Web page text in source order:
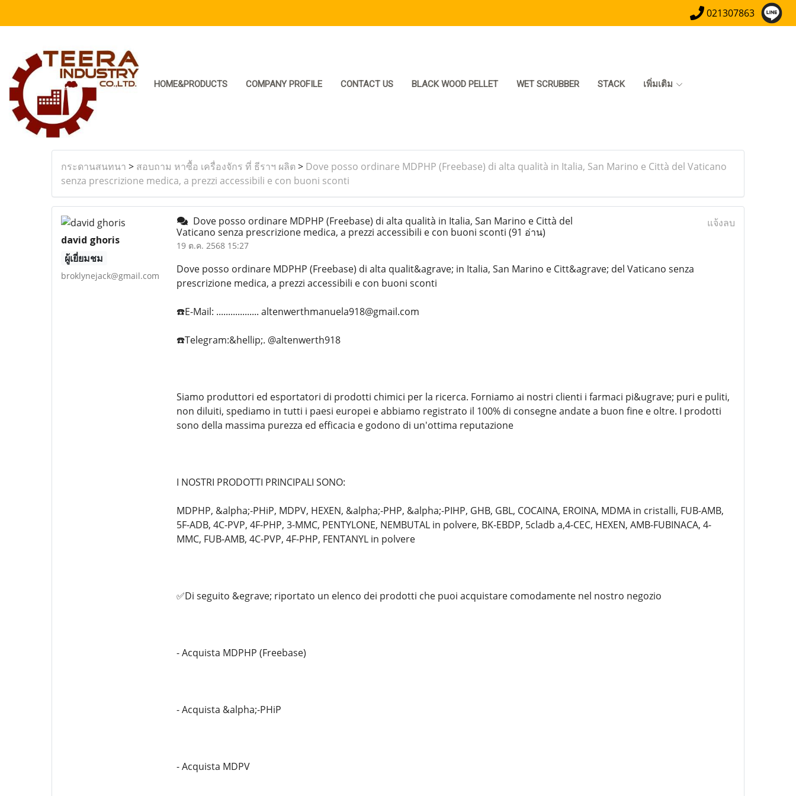
021307863
HOME&PRODUCTS COMPANY PROFILE CONTACT US BLACK WOOD PELLET WET SCRUBBER STACK เพิ่มเติม
กระดานสนทนา > สอบถาม หาซื้อ เครื่องจักร ที่ ธีราฯ ผลิต > Dove posso ordinare MDPHP (Freebase) di alta qualità in Italia, San Marino e Città del Vaticano
senza prescrizione medica, a prezzi accessibili e con buoni sconti
david ghoris
ผู้เยี่ยมชม
broklynejack@gmail.com
Dove posso ordinare MDPHP (Freebase) di alta qualità in Italia, San Marino e Città del
Vaticano senza prescrizione medica, a prezzi accessibili e con buoni sconti (91 อ่าน)
19 ต.ค. 2568 15:27
แจ้งลบ
Dove posso ordinare MDPHP (Freebase) di alta qualit&agrave; in Italia, San Marino e Citt&agrave; del Vaticano senza
prescrizione medica, a prezzi accessibili e con buoni sconti
☎️E-Mail: .................. altenwerthmanuela918@gmail.com
☎️Telegram:&hellip;. @altenwerth918
Siamo produttori ed esportatori di prodotti chimici per la ricerca. Forniamo ai nostri clienti i farmaci pi&ugrave; puri e puliti,
non diluiti, spediamo in tutti i paesi europei e abbiamo registrato il 100% di consegne andate a buon fine e oltre. I prodotti
sono della massima purezza ed efficacia e godono di un'ottima reputazione
I NOSTRI PRODOTTI PRINCIPALI SONO:
MDPHP, &alpha;-PHiP, MDPV, HEXEN, &alpha;-PHP, &alpha;-PIHP, GHB, GBL, COCAINA, EROINA, MDMA in cristalli, FUB-AMB,
5F-ADB, 4C-PVP, 4F-PHP, 3-MMC, PENTYLONE, NEMBUTAL in polvere, BK-EBDP, 5cladb a,4-CEC, HEXEN, AMB-FUBINACA, 4-
MMC, FUB-AMB, 4C-PVP, 4F-PHP, FENTANYL in polvere
✅Di seguito &egrave; riportato un elenco dei prodotti che puoi acquistare comodamente nel nostro negozio
- Acquista MDPHP (Freebase)
- Acquista &alpha;-PHiP
- Acquista MDPV